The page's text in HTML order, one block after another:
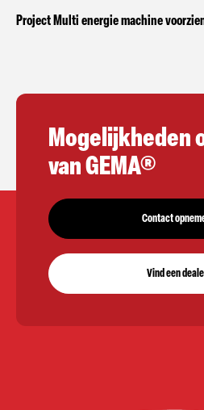
Project Multi energie machine
Mogelijkheden
van GEMA®
Contact
Vind een